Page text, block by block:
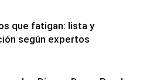
que fatigan: lista y
según expertos